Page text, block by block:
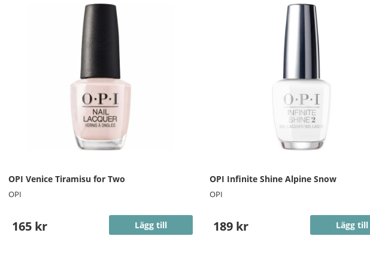
OPI Venice Tiramisu for Two
OPI
165 kr Lägg till
OPI Infinite Shine Alpine Snow
OPI
189 kr Lägg till